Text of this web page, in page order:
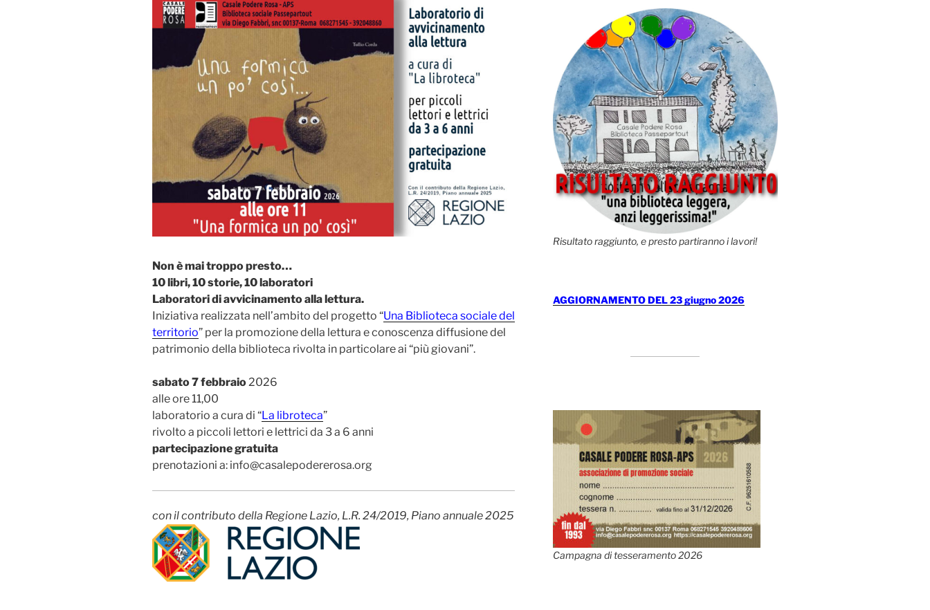
Non è mai troppo presto…
10 libri, 10 storie, 10 laboratori
Laboratori di avvicinamento alla lettura.
Iniziativa realizzata nell’ambito del progetto “Una Biblioteca sociale del
territorio” per la promozione della lettura e conoscenza diffusione del
patrimonio della biblioteca rivolta in particolare ai “più giovani”.
sabato 7 febbraio 2026
alle ore 11,00
laboratorio a cura di “La libroteca”
rivolto a piccoli lettori e lettrici da 3 a 6 anni
partecipazione gratuita
prenotazioni a: info@casalepodererosa.org
con il contributo della Regione Lazio, L.R. 24/2019, Piano annuale 2025
Risultato raggiunto, e presto partiranno i lavori!
AGGIORNAMENTO DEL 23 giugno 2026
Campagna di tesseramento 2026